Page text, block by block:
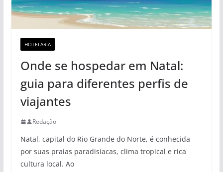
HOTELARIA
Onde se hospedar em Natal:
guia para diferentes perfis de
viajantes
Redação
Natal, capital do Rio Grande do Norte, é conhecida
por suas praias paradisíacas, clima tropical e rica
cultura local. Ao